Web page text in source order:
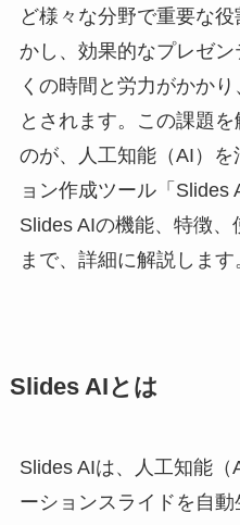
ど様々な分野で重要な
かし、効果的なプレゼ
くの時間と労力がかか
とされます。この課題
のが、人工知能（AI）
ョン作成ツール「Slides
Slides AIの機能、特徴
まで、詳細に解説します
Slides AIとは
Slides AIは、人工知能
ーションスライドを自